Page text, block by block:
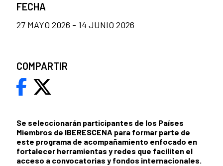
Se seleccionarán participantes de los Países
Miembros de IBERESCENA para formar parte de
este programa de acompañamiento enfocado en
fortalecer herramientas y redes que faciliten el
acceso a convocatorias y fondos internacionales.
FECHA
27 MAYO 2026 - 14 JUNIO 2026
COMPARTIR